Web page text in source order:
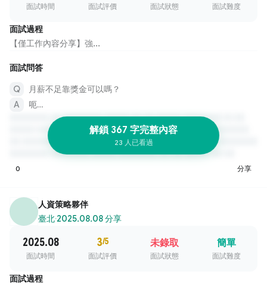
面試時間 面試評價 面試狀態 面試難度
面試過程
【僅工作內容分享】強...
面試問答
月薪不足靠獎金可以嗎？
呃…
解鎖 367 字完整內容
23 人已看過
0 分享
人資策略夥伴
臺北·2025.08.08 分享
2025.08
面試時間
3/5
面試評價
未錄取
面試狀態
簡單
面試難度
面試過程